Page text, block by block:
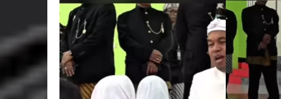
Bukti Transfer dan Janji Bertemu di Jalan Disorot,
Mengemuka
Agustus 3, 2026
Sekdis Pendidikan Buka Rakor Dewan Pendidikan
Agustus 3, 2026
Gercap Camat Arjasa Langsung Turun Lapangan Temui
Kara